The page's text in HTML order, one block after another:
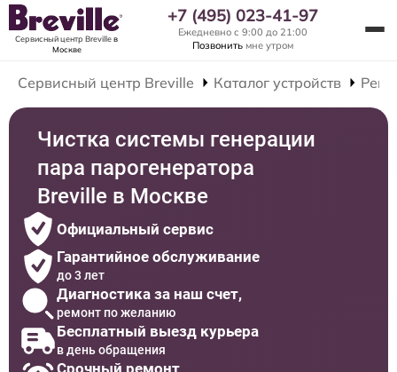
Сервисный центр Brevilleв
Москве
+7 (495) 023-41-97
Ежедневно с 9:00 до 21:00
Позвонить мне утром
Сервисный центр Breville Каталог устройств
Чистка системы генерации
пара парогенератора
Breville в Москве
Официальный сервис
Гарантийное обслуживание
до 3 лет
Диагностика за наш счет,
ремонт по желанию
Бесплатный выезд курьера
в день обращения